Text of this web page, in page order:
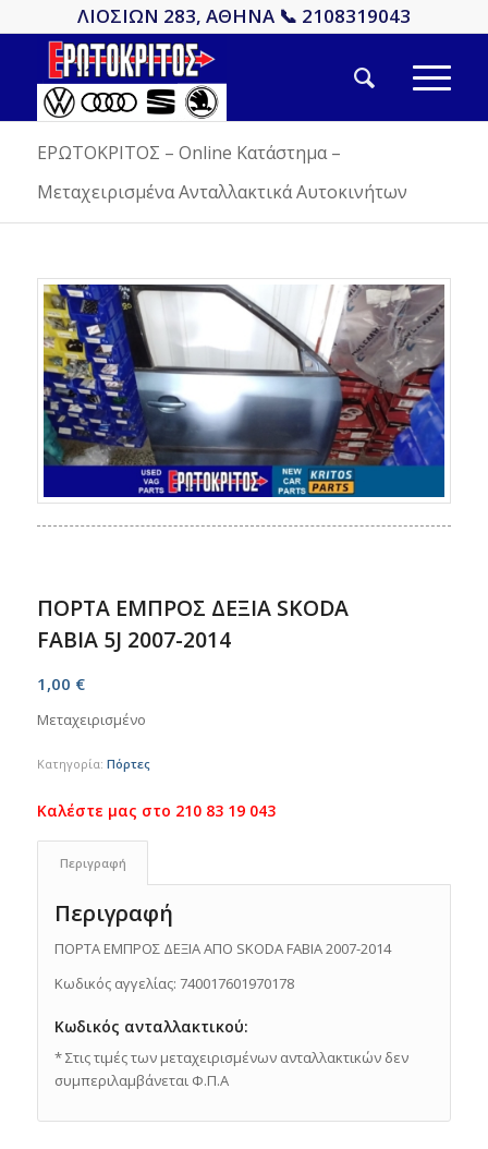
ΛΙΟΣΙΩΝ 283, ΑΘΗΝΑ 📞 2108319043
ΕΡΩΤΟΚΡΙΤΟΣ – Online Κατάστημα –
Μεταχειρισμένα Ανταλλακτικά Αυτοκινήτων
ΠΟΡΤΑ ΕΜΠΡΟΣ ΔΕΞΙΑ SKODA
FABIA 5J 2007-2014
1,00 €
Μεταχειρισμένο
Κατηγορία: Πόρτες
Περιγραφή
Περιγραφή
ΠΟΡΤΑ ΕΜΠΡΟΣ ΔΕΞΙΑ ΑΠΟ SKODA FABIA 2007-2014
Κωδικός αγγελίας: 740017601970178
Κωδικός ανταλλακτικού:
* Στις τιμές των μεταχειρισμένων ανταλλακτικών δεν
συμπεριλαμβάνεται Φ.Π.Α